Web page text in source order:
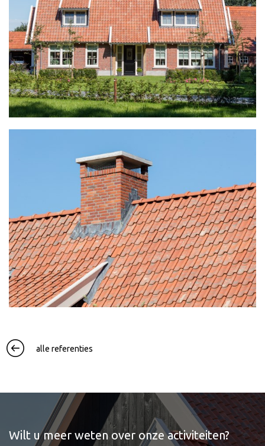
alle referenties
Wilt u meer weten over onze activiteiten?